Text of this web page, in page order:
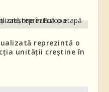
reprezintă o
unității creștine în